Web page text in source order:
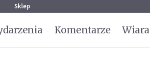
Sklep
Komentarze Wiara